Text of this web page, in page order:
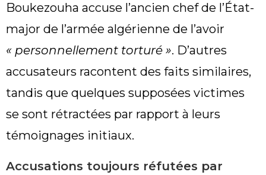
Boukezouha accuse l’ancien chef de l’État-
major de l’armée algérienne de l’avoir
« personnellement torturé ». D’autres
accusateurs racontent des faits similaires,
tandis que quelques supposées victimes
se sont rétractées par rapport à leurs
témoignages initiaux.
Accusations toujours réfutées par